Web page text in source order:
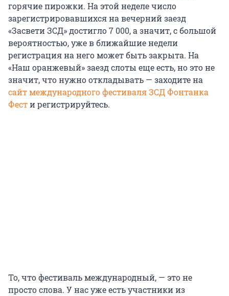
горячие пирожки. На этой неделе число
зарегистрировавшихся на вечерний заезд
«Засвети ЗСД» достигло 7 000, а значит, с большой
вероятностью, уже в ближайшие недели
регистрация на него может быть закрыта. На
«Наш оранжевый» заезд слоты еще есть, но это не
значит, что нужно откладывать — заходите на
сайт международного фестиваля ЗСД Фонтанка
Фести регистрируйтесь.
То, что фестиваль международный, — это не
просто слова. У нас уже есть участники из